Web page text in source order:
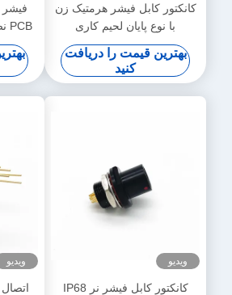
کانکتور کابل فیشر هرمتیک زن
با نوع پایان لحیم کاری
بهترین قیمت را دریافت
کنید
فیشر
ویدیو
کانکتور کابل فیشر نر IP68
ویدیو